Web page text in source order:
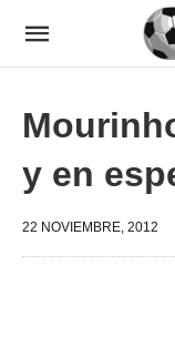
y en
22 NOVIEMBRE, 2012